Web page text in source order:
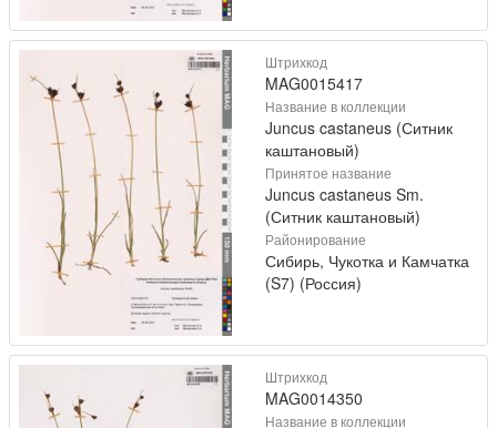
Штрихкод
MAG0015417
Название в коллекции
Juncus castaneus (Ситник
каштановый)
Принятое название
Juncus castaneus Sm.
(Ситник каштановый)
Районирование
Сибирь, Чукотка и Камчатка
(S7) (Россия)
Штрихкод
MAG0014350
Название в коллекции